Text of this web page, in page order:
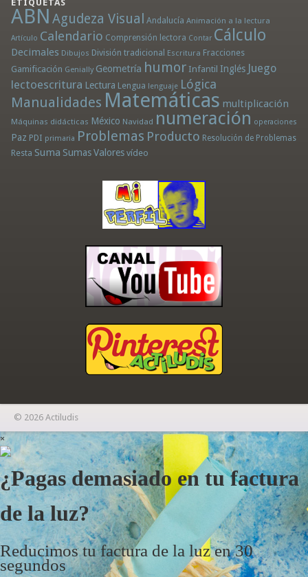
ETIQUETAS
ABN Agudeza Visual Andalucía Animación a la lectura
Artículo Calendario Comprensión lectora Contar Cálculo
Decimales Dibujos División tradicional Escritura Fracciones
Gamificación Genially Geometría humor Infantil Inglés Juego
lectoescritura Lectura Lengua lenguaje Lógica
Manualidades Matemáticas multiplicación
Máquinas didácticas México Navidad numeración operaciones
Paz PDI primaria Problemas Producto Resolución de Problemas
Resta Suma Sumas Valores vídeo
© 2026 Actiludis
×
¿Pagas demasiado en tu factura
de la luz?
Reducimos tu factura de la luz en 30
segundos